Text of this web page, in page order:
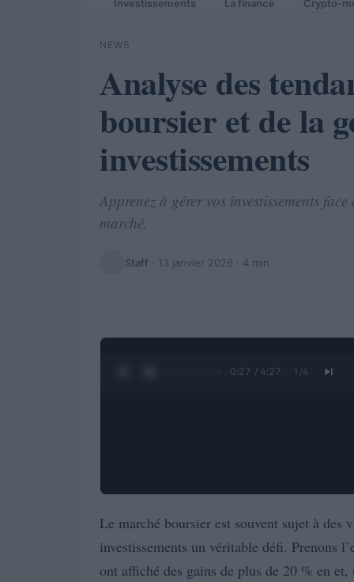
Investissements La finance Crypto-
NEWS
Analyse des
boursier et de la
investissements
Apprenez à gérer vos investissements
marché.
Staff · 13 janvier 2026 · 4 min
0:27 / 4:27 1 /4
Le marché boursier est souvent sujet à
investissements un véritable défi. Prenons
ont affiché des gains de plus de 20 % en